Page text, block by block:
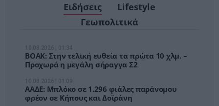
Ειδήσεις
Lifestyle
Γεωπολιτικά
ΒΟΑΚ: Στην τελική ευθεία τα πρώτα 10 χλμ. –
Προχωρά η μεγάλη σήραγγα Σ2
ΑΑΔΕ: Μπλόκο σε 1.296 φιάλες παράνομου
φρέον σε Κήπους και Δοϊράνη